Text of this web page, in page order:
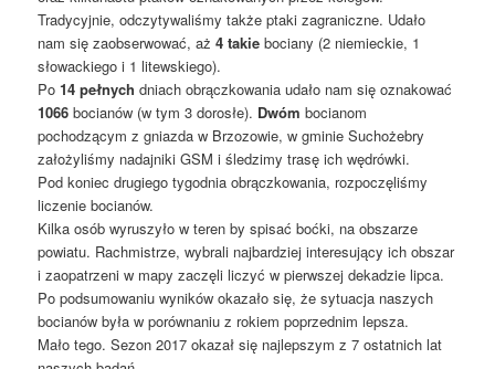
Tradycyjnie, odczytywaliśmy także ptaki zagraniczne. Udało
nam się zaobserwować, aż4 takie bociany (2 niemieckie, 1
słowackiego i 1 litewskiego).
Po14 pełnych dniach obrączkowania udało nam się oznakować
1066 bocianów (w tym 3 dorosłe). Dwóm bocianom
pochodzącym z gniazda w Brzozowie, w gminie Suchożebry
założyliśmy nadajniki GSM i śledzimy trasę ich wędrówki.
Pod koniec drugiego tygodnia obrączkowania, rozpoczęliśmy
liczenie bocianów.
Kilka osób wyruszyło w teren by spisać boćki, na obszarze
powiatu. Rachmistrze, wybrali najbardziej interesujący ich obszar
i zaopatrzeni w mapy zaczęli liczyć w pierwszej dekadzie lipca.
Po podsumowaniu wyników okazało się, że sytuacja naszych
bocianów była w porównaniu z rokiem poprzednim lepsza.
Mało tego. Sezon 2017 okazał się najlepszym z 7 ostatnich lat